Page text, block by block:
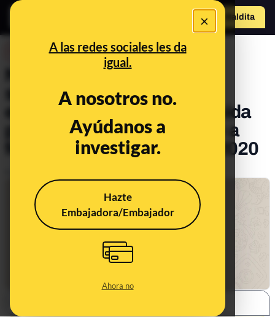
×
A las redes sociales les da
igual.
A nosotros no.
Ayúdanos a
investigar.
Hazte
Embajadora/Embajador
Ahora no
Hazte Maldito
No, no hay un brote de
salmonela en el agua
embotellada Neval distribuida
por Mercadona en Alicante a
fecha de 20 de febrero de 2020